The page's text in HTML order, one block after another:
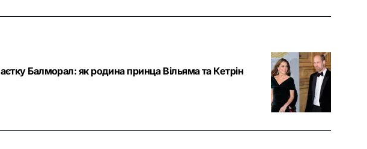
Балморал: як родина принца Вільяма та Кетрін